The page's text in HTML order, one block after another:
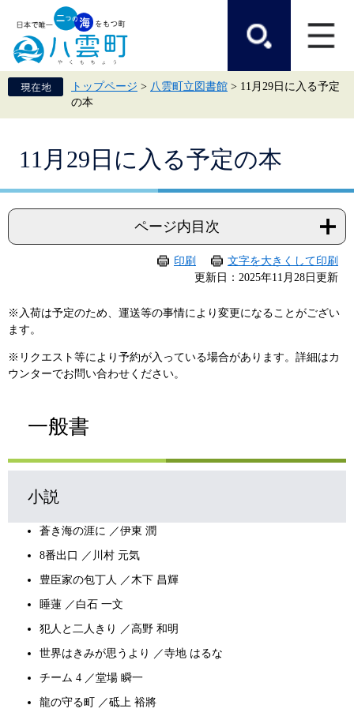
頭
で
飛
ば
て
トップページ > 八雲町立図書館 > 11月29日に入る予定
の本
11月29日に入る予定の本
ページ内目次
印刷
文字を大きくして印刷
更新日：2025年11月28日更新
※入荷は予定のため、運送等の事情により変更になることがござい
ます。
※リクエスト等により予約が入っている場合があります。詳細はカ
ウンターでお問い合わせください。
一般書
小説
蒼き海の涯に ／伊東 潤
8番出口 ／川村 元気
豊臣家の包丁人 ／木下 昌輝
睡蓮 ／白石 一文
犯人と二人きり ／高野 和明
世界はきみが思うより ／寺地 はるな
チーム 4 ／堂場 瞬一
龍の守る町 ／砥上 裕將